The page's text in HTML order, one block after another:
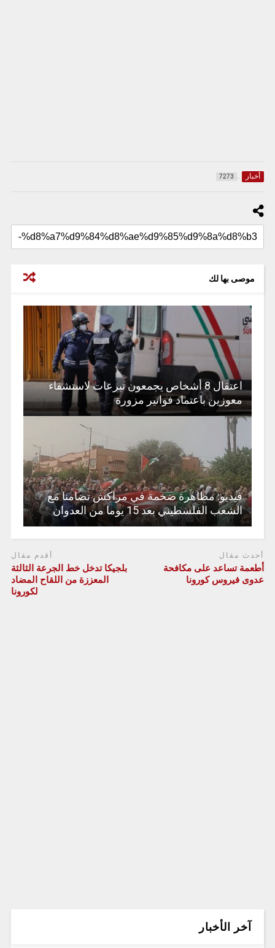
أخبار 7273
موصى بها لك
اعتقال 8 أشخاص يجمعون تبرعات لاستشفاء
معوزين باعتماد فواتير مزورة
فيديو: مظاهرة ضخمة في مراكش تضامنا مع
الشعب الفلسطيني بعد 15 يوما من العدوان
أحدث مقال
أطعمة تساعد على مكافحة
عدوى فيروس كورونا
أقدم مقال
بلجيكا تدخل خط الجرعة الثالثة
المعززة من اللقاح المضاد
لكورونا
آخر الأخبار